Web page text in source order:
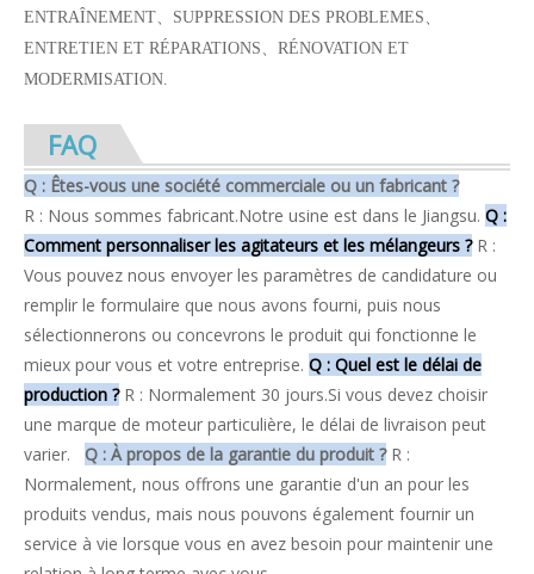
ENTRAÎNEMENT
SUPPRESSION DES PROBLEMES
ENTRETIEN ET RÉPARATIONS
RÉNOVATION ET
MODERMISATION.
FAQ
Q : Êtes-vous une société commerciale ou un fabricant ?
R : Nous sommes fabricant.Notre usine est dans le Jiangsu. Q :
Comment personnaliser les agitateurs et les mélangeurs ?R :
Vous pouvez nous envoyer les paramètres de candidature ou
remplir le formulaire que nous avons fourni, puis nous
sélectionnerons ou concevrons le produit qui fonctionne le
mieux pour vous et votre entreprise. Q : Quel est le délai de
production ?R : Normalement 30 jours.Si vous devez choisir
une marque de moteur particulière, le délai de livraison peut
varier. Q : À propos de la garantie du produit ?R :
Normalement, nous offrons une garantie d'un an pour les
produits vendus, mais nous pouvons également fournir un
service à vie lorsque vous en avez besoin pour maintenir une